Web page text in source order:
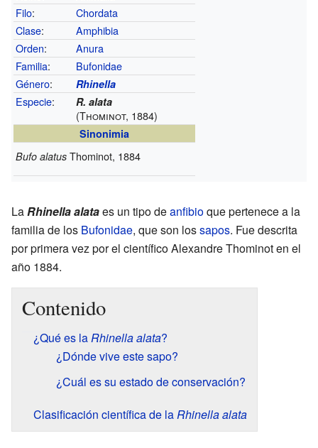
Filo:
Chordata
Clase:
Amphibia
Orden:
Anura
Familia:
Bufonidae
Género: Rhinella
Especie: R. alata
(Thominot, 1884)
Sinonimia
Bufo alatus Thominot, 1884
LaRhinella alataes un tipo deanfibioque pertenece a la
familia de los Bufonidae, que son lossapos. Fue descrita
por primera vez por el científico Alexandre Thominot en el
año 1884.
Contenido
¿Qué es laRhinella alata?
¿Dónde vive este sapo?
¿Cuál es su estado de conservación?
Clasificación científica de laRhinella alata